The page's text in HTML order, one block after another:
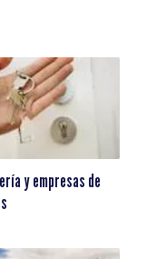
y empresas de